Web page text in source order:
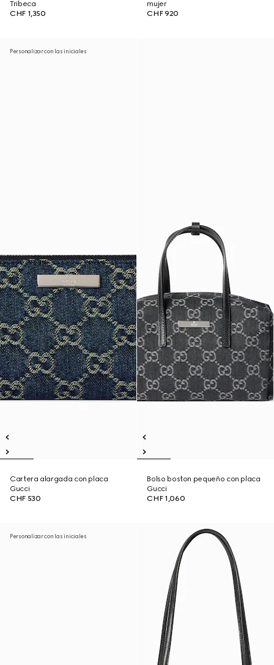
Tribeca
CHF 1,350
mujer
CHF 920
Personalizar con las iniciales
Cartera alargada con placa
Gucci
CHF 530
Bolso boston pequeño con placa
Gucci
CHF 1,060
Personalizar con las iniciales